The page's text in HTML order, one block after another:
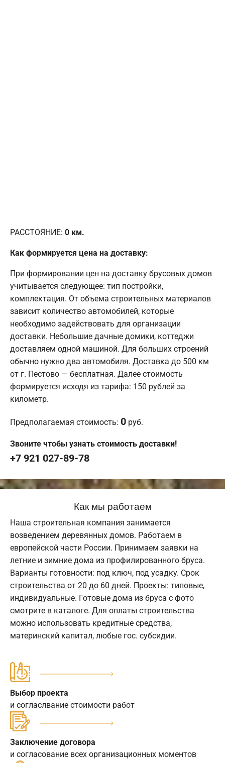
РАССТОЯНИЕ: 0 км.
Как формируется цена на доставку:
При формировании цен на доставку брусовых домов
учитывается следующее: тип постройки,
комплектация. От объема строительных материалов
зависит количество автомобилей, которые
необходимо задействовать для организации
доставки. Небольшие дачные домики, коттеджи
доставляем одной машиной. Для больших строений
обычно нужно два автомобиля. Доставка до 500 км
от г. Пестово — бесплатная. Далее стоимость
формируется исходя из тарифа: 150 рублей за
километр.
Предполагаемая стоимость: 0 руб.
Звоните чтобы узнать стоимость доставки!
+7 921 027-89-78
Как мы работаем
Наша строительная компания занимается
возведением деревянных домов. Работаем в
европейской части России. Принимаем заявки на
летние и зимние дома из профилированного бруса.
Варианты готовности: под ключ, под усадку. Срок
строительства от 20 до 60 дней. Проекты: типовые,
индивидуальные. Готовые дома из бруса с фото
смотрите в каталоге. Для оплаты строительства
можно использовать кредитные средства,
материнский капитал, любые гос. субсидии.
Выбор проекта
и согласлвание стоимости работ
Заключение договора
и согласование всех организационных моментов